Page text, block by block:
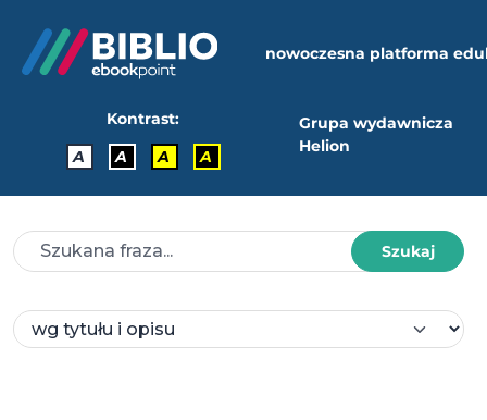
nowoczesna platforma
Kontrast:
A
A A A
Grupa wydawnicza
Helion
Szukaj